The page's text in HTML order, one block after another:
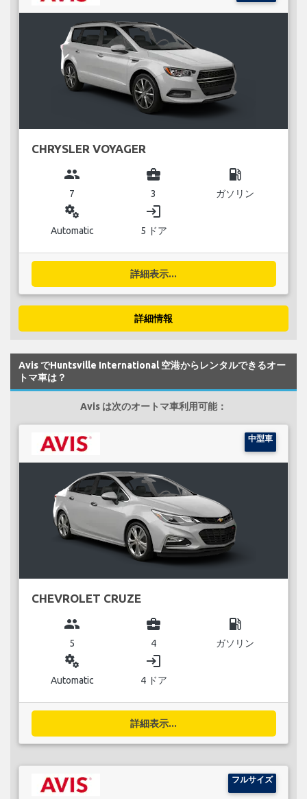
CHRYSLER VOYAGER
group
7
business_center
3
local_gas_station
ガソリン
miscellaneous_services
Automatic
login
5 ドア
詳細表示...
詳細情報
Avis でHuntsville International 空港からレンタルできるオー
トマ車は？
Avis は次のオートマ車利用可能：
中型車
CHEVROLET CRUZE
group
5
business_center
4
local_gas_station
ガソリン
miscellaneous_services
Automatic
login
4 ドア
詳細表示...
フルサイズ